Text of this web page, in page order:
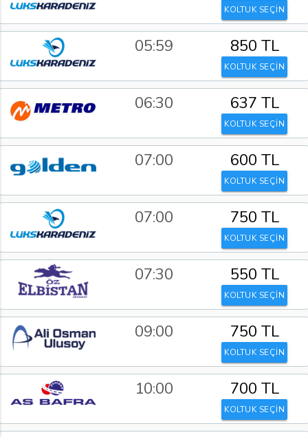
KOLTUK SEÇİN
05:59 850 TL
KOLTUK SEÇİN
06:30 637 TL
KOLTUK SEÇİN
07:00 600 TL
KOLTUK SEÇİN
07:00 750 TL
KOLTUK SEÇİN
07:30 550 TL
KOLTUK SEÇİN
09:00 750 TL
KOLTUK SEÇİN
10:00 700 TL
KOLTUK SEÇİN